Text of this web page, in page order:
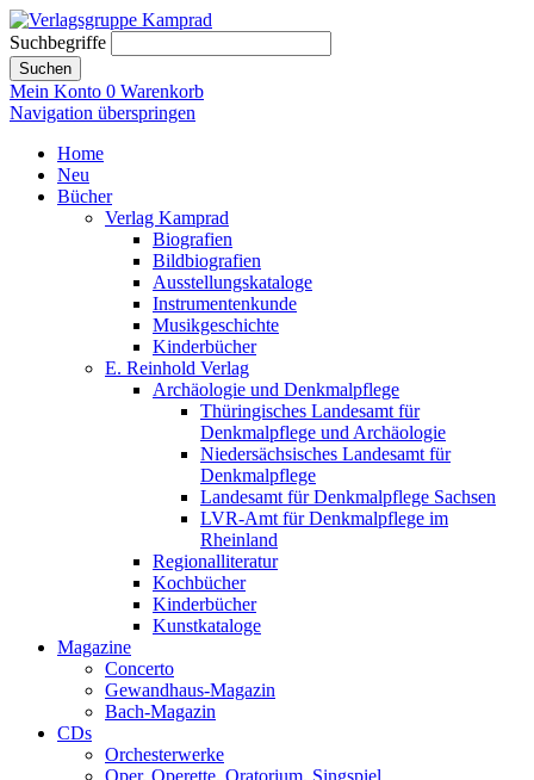
Suchbegriffe
Suchen
Mein Konto 0 Warenkorb
Navigation überspringen
Home
Neu
Bücher
Verlag Kamprad
Biografien
Bildbiografien
Ausstellungskataloge
Instrumentenkunde
Musikgeschichte
Kinderbücher
E. Reinhold Verlag
Archäologie und Denkmalpflege
Thüringisches Landesamt für
Denkmalpflege und Archäologie
Niedersächsisches Landesamt für
Denkmalpflege
Landesamt für Denkmalpflege Sachsen
LVR-Amt für Denkmalpflege im
Rheinland
Regionalliteratur
Kochbücher
Kinderbücher
Kunstkataloge
Magazine
Concerto
Gewandhaus-Magazin
Bach-Magazin
CDs
Orchesterwerke
Oper, Operette, Oratorium, Singspiel